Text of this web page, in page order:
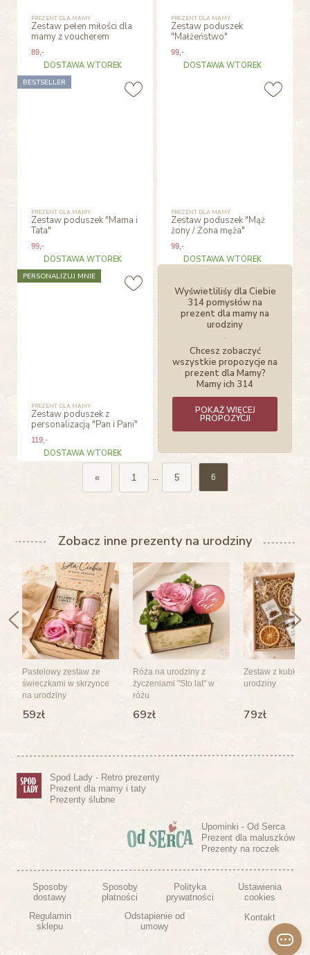
PREZENT DLA MAMY
Zestaw pełen miłości dla
mamy z voucherem
89,-
DOSTAWA WTOREK
PREZENT DLA MAMY
Zestaw poduszek
"Małżeństwo"
99 ,-
DOSTAWA WTOREK
PREZENT DLA MAMY
Zestaw poduszek "Mama i
Tata"
99,-
DOSTAWA WTOREK
BESTSELLER
PREZENT DLA MAMY
Zestaw poduszek "Mąż
żony / Żona męża"
99 ,-
DOSTAWA WTOREK
PREZENT DLA MAMY
Zestaw poduszek z
personalizacją "Pan i Pani"
119,-
DOSTAWA WTOREK
PERSONALIZUJ MNIE
Wyświetliliśy dla Ciebie
314 pomysłów na
prezent dla mamy na
urodziny
Chcesz zobaczyć
wszystkie propozycje na
prezent dla Mamy?
Mamy ich 314
POKAŻ WIĘCEJ
PROPOZYCJI
« 1 ... 5 6
Zobacz inne prezenty na urodziny
Pastelowy zestaw ze
świeczkami w skrzynce
na urodziny
59zł
Róża na urodziny z
życzeniami "Sto lat" w
różu
69zł
Zestaw z
urodziny
79zł
Spod Lady - Retro prezenty
Prezent dla mamy i taty
Prezenty ślubne
Upominki - Od Serca
Prezent dla maluszków
Prezenty na roczek
Sposoby
dostawy
Sposoby
płatności
Polityka
prywatności
Ustawienia
cookies
Regulamin
sklepu
Odstapienie od
umowy
Kontakt